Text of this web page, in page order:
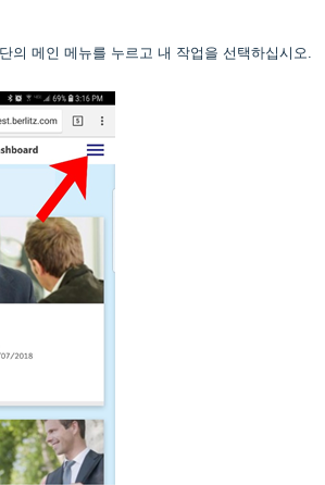
의 메인 메뉴를 누르고 내 작업을 선택하십시오.